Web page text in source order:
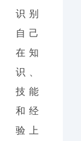
识别
自己
在知
识、
技能
和经
验上